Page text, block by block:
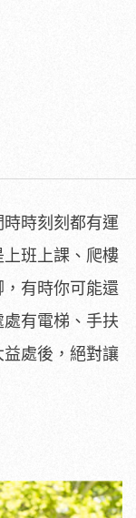
時刻刻都有運
班上課、爬樓
有時你可能還
有電梯 、手扶
處後，絕對讓